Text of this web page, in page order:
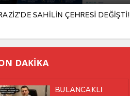
SAHİLİN ÇEHRESİ DEĞİŞTİ!
DAKİKA
BULANCAKLI